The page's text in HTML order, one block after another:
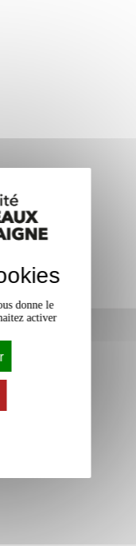
donne le
activer